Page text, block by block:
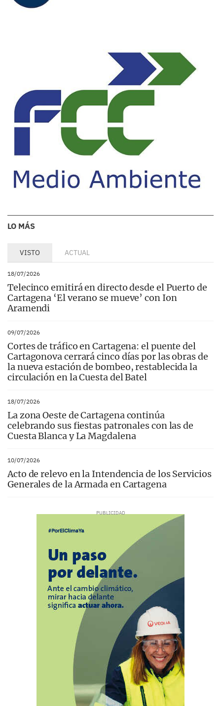
LO MÁS
VISTO ACTUAL
18/07/2026
Telecinco emitirá en directo desde el Puerto de
Cartagena ‘El verano se mueve’ con Ion
Aramendi
09/07/2026
Cortes de tráfico en Cartagena: el puente del
Cartagonova cerrará cinco días por las obras de
la nueva estación de bombeo, restablecida la
circulación en la Cuesta del Batel
18/07/2026
La zona Oeste de Cartagena continúa
celebrando sus fiestas patronales con las de
Cuesta Blanca y La Magdalena
10/07/2026
Acto de relevo en la Intendencia de los Servicios
Generales de la Armada en Cartagena